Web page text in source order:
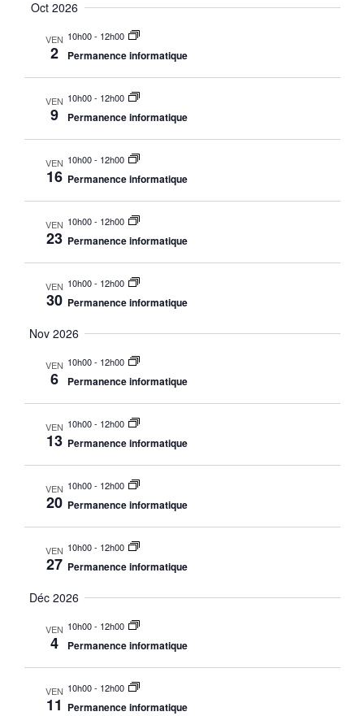
Oct 2026
VEN
2
10h00- 12h00
Permanence informatique
VEN
9
10h00- 12h00
Permanence informatique
VEN
16
10h00- 12h00
Permanence informatique
VEN
23
10h00- 12h00
Permanence informatique
VEN
30
10h00- 12h00
Permanence informatique
Nov 2026
VEN
6
10h00- 12h00
Permanence informatique
VEN
13
10h00- 12h00
Permanence informatique
VEN
20
10h00- 12h00
Permanence informatique
VEN
27
10h00- 12h00
Permanence informatique
Déc 2026
VEN
4
10h00- 12h00
Permanence informatique
VEN
11
10h00- 12h00
Permanence informatique